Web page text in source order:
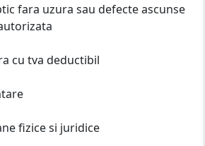
fara uzura sau defecte ascunse
cu tva deductibil
fizice si juridice